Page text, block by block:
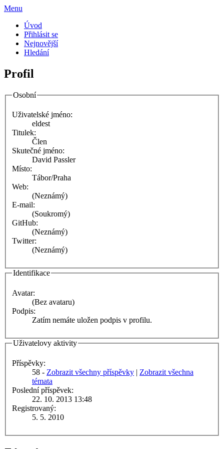
Menu
Úvod
Přihlásit se
Nejnovější
Hledání
Profil
Osobní
Uživatelské jméno:
eldest
Titulek:
Člen
Skutečné jméno:
David Passler
Místo:
Tábor/Praha
Web:
(Neznámý)
E-mail:
(Soukromý)
GitHub:
(Neznámý)
Twitter:
(Neznámý)
Identifikace
Avatar:
(Bez avataru)
Podpis:
Zatím nemáte uložen podpis v profilu.
Uživatelovy aktivity
Příspěvky:
58 - Zobrazit všechny příspěvky | Zobrazit všechna
témata
Poslední příspěvek:
22. 10. 2013 13:48
Registrovaný:
5. 5. 2010